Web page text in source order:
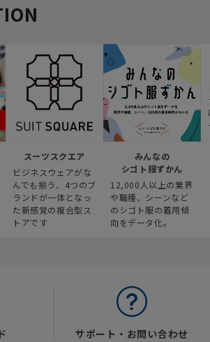
スーツスクエア
ビジネスウェアがな
んでも揃う、4つのブ
ランドが一体となっ
た新感覚の複合型ス
トアです
みんなの
シゴト服ずかん
12,000人以上の業界
や職種、シーンなど
のシゴト服の着用傾
向をデータ化。
サポート・お問い合わせ